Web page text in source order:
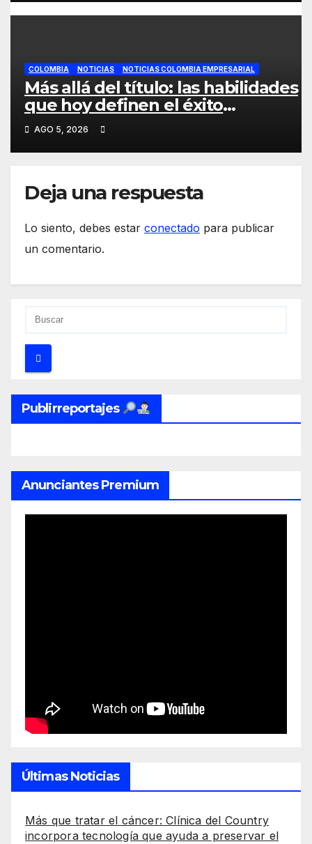
COLOMBIA NOTICIAS NOTICIAS COLOMBIA EMPRESARIAL
Más allá del título: las habilidades
que hoy definen el éxito
profesional en Colombia
AGO 5, 2026
Deja una respuesta
Lo siento, debes estar conectado para publicar
un comentario.
Publirreportajes
Anunciantes Premium
Últimas Noticias
Más que tratar el cáncer: Clínica del Country
incorpora tecnología que ayuda a preservar el